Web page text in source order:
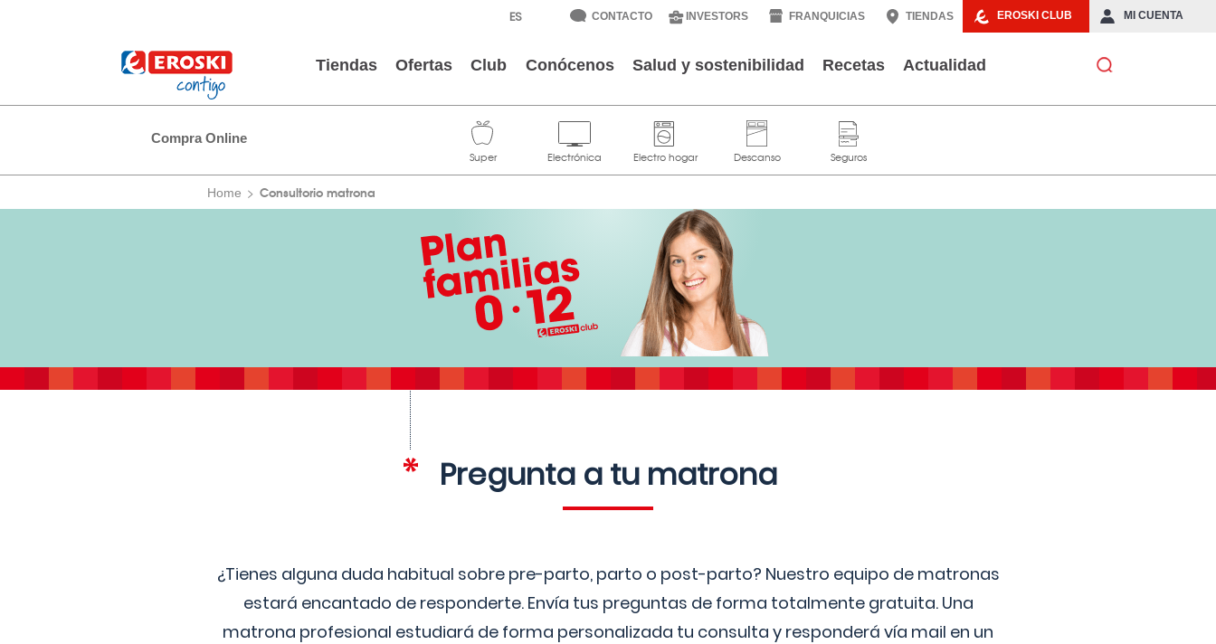
EROSKI CLUB MI CUENTA
CONTACTO INVESTORS FRANQUICIAS TIENDAS
Tiendas Ofertas Club Conócenos Salud y sostenibilidad Recetas Actualidad
Compra Online
Home Consultorio matrona
Pregunta a tu matrona
¿Tienes alguna duda habitual sobre pre-parto, parto o post-parto? Nuestro equipo de matronas
estará encantado de responderte. Envía tus preguntas de forma totalmente gratuita. Una
matrona profesional estudiará de forma personalizada tu consulta y responderá vía mail en un